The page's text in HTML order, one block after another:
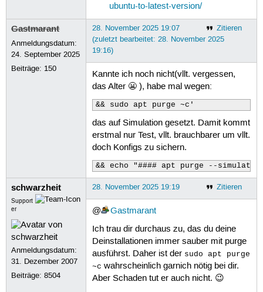
ubuntu-to-latest-version/
Gastmarant
Anmeldungsdatum:
24. September 2025
Beiträge: 150
Zitieren
28. November 2025 19:07
(zuletzt bearbeitet: 28. November 2025
19:16)
Kannte ich noch nicht(vllt. vergessen,
das Alter 😬 ), habe mal wegen:
&& sudo apt purge ~c'
das auf Simulation gesetzt. Damit kommt
erstmal nur Test, vllt. brauchbarer um vllt.
doch Konfigs zu sichern.
&& echo "#### apt purge --simulate
schwarzheit
Support
er
Anmeldungsdatum:
31. Dezember 2007
Beiträge:8504
Zitieren
28. November 2025 19:19
@
Gastmarant
Ich trau dir durchaus zu, das du deine
Deinstallationen immer sauber mit purge
ausführst. Daher ist der sudo apt purge
~c wahrscheinlich garnich nötig bei dir.
Aber Schaden tut er auch nicht. 😉